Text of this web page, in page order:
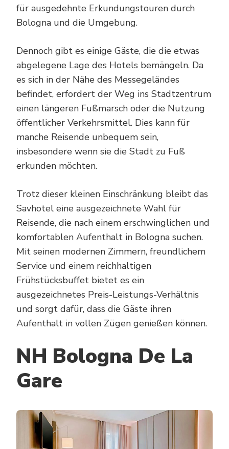
für ausgedehnte Erkundungstouren durch
Bologna und die Umgebung.
Dennoch gibt es einige Gäste, die die etwas
abgelegene Lage des Hotels bemängeln. Da
es sich in der Nähe des Messegeländes
befindet, erfordert der Weg ins Stadtzentrum
einen längeren Fußmarsch oder die Nutzung
öffentlicher Verkehrsmittel. Dies kann für
manche Reisende unbequem sein,
insbesondere wenn sie die Stadt zu Fuß
erkunden möchten.
Trotz dieser kleinen Einschränkung bleibt das
Savhotel eine ausgezeichnete Wahl für
Reisende, die nach einem erschwinglichen und
komfortablen Aufenthalt in Bologna suchen.
Mit seinen modernen Zimmern, freundlichem
Service und einem reichhaltigen
Frühstücksbuffet bietet es ein
ausgezeichnetes Preis-Leistungs-Verhältnis
und sorgt dafür, dass die Gäste ihren
Aufenthalt in vollen Zügen genießen können.
NH Bologna De La
Gare